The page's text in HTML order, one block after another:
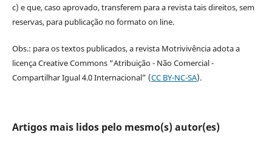
c) e que, caso aprovado, transferem para a revista tais direitos, sem
reservas, para publicação no formato on line.
Obs.: para os textos publicados, a revista Motrivivência adota a
licença Creative Commons “Atribuição - Não Comercial -
Compartilhar Igual 4.0 Internacional” (CC BY-NC-SA).
Artigos mais lidos pelo mesmo(s) autor(es)